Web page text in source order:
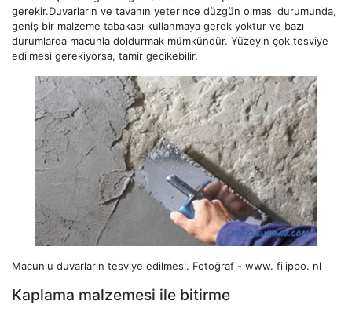
gerekir.Duvarların ve tavanın yeterince düzgün olması durumunda,
geniş bir malzeme tabakası kullanmaya gerek yoktur ve bazı
durumlarda macunla doldurmak mümkündür. Yüzeyin çok tesviye
edilmesi gerekiyorsa, tamir gecikebilir.
Macunlu duvarların tesviye edilmesi. Fotoğraf - www. filippo. nl
Kaplama malzemesi ile bitirme